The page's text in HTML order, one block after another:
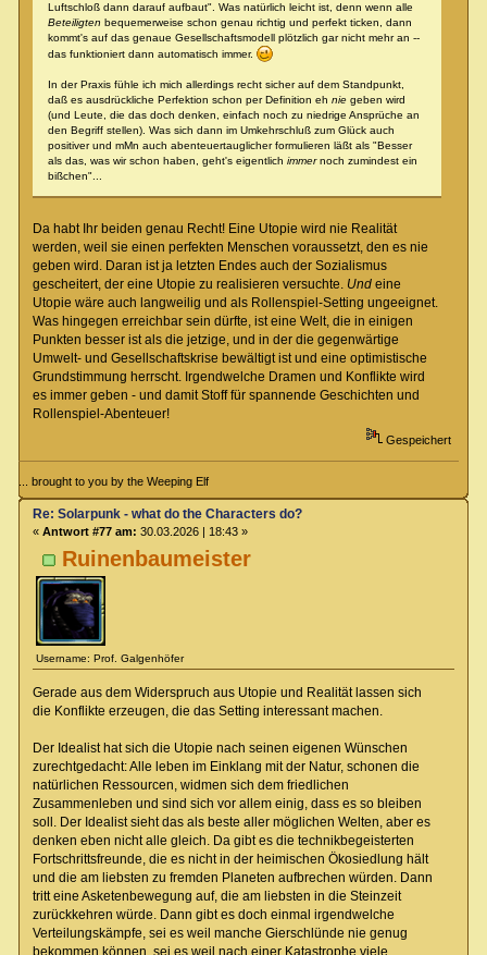
Luftschloß dann darauf aufbaut". Was natürlich leicht ist, denn wenn alle
Beteiligten bequemerweise schon genau richtig und perfekt ticken, dann
kommt's auf das genaue Gesellschaftsmodell plötzlich gar nicht mehr an --
das funktioniert dann automatisch immer.
In der Praxis fühle ich mich allerdings recht sicher auf dem Standpunkt,
daß es ausdrückliche Perfektion schon per Definition eh niegeben wird
(und Leute, die das doch denken, einfach noch zu niedrige Ansprüche an
den Begriff stellen). Was sich dann im Umkehrschluß zum Glück auch
positiver und mMn auch abenteuertauglicher formulieren läßt als "Besser
als das, was wir schon haben, geht's eigentlich immernoch zumindest ein
bißchen"...
Da habt Ihr beiden genau Recht! Eine Utopie wird nie Realität
werden, weil sie einen perfekten Menschen voraussetzt, den es nie
geben wird. Daran ist ja letzten Endes auch der Sozialismus
gescheitert, der eine Utopie zu realisieren versuchte. Undeine
Utopie wäre auch langweilig und als Rollenspiel-Setting ungeeignet.
Was hingegen erreichbar sein dürfte, ist eine Welt, die in einigen
Punkten besser ist als die jetzige, und in der die gegenwärtige
Umwelt- und Gesellschaftskrise bewältigt ist und eine optimistische
Grundstimmung herrscht. Irgendwelche Dramen und Konflikte wird
es immer geben - und damit Stoff für spannende Geschichten und
Rollenspiel-Abenteuer!
Gespeichert
... brought to you by the Weeping Elf
Ruinenbaumeister
Username: Prof. Galgenhöfer
Re: Solarpunk - what do the Characters do?
« Antwort #77 am: 30.03.2026 | 18:43 »
Gerade aus dem Widerspruch aus Utopie und Realität lassen sich
die Konflikte erzeugen, die das Setting interessant machen.
Der Idealist hat sich die Utopie nach seinen eigenen Wünschen
zurechtgedacht: Alle leben im Einklang mit der Natur, schonen die
natürlichen Ressourcen, widmen sich dem friedlichen
Zusammenleben und sind sich vor allem einig, dass es so bleiben
soll. Der Idealist sieht das als beste aller möglichen Welten, aber es
denken eben nicht alle gleich. Da gibt es die technikbegeisterten
Fortschrittsfreunde, die es nicht in der heimischen Ökosiedlung hält
und die am liebsten zu fremden Planeten aufbrechen würden. Dann
tritt eine Asketenbewegung auf, die am liebsten in die Steinzeit
zurückkehren würde. Dann gibt es doch einmal irgendwelche
Verteilungskämpfe, sei es weil manche Gierschlünde nie genug
bekommen können, sei es weil nach einer Katastrophe viele